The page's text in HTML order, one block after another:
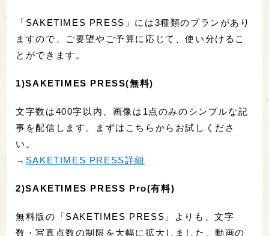
「SAKETIMES PRESS」には3種類のプランがあり
ますので、ご要望やご予算に応じて、使い分けるこ
とができます。
1)SAKETIMES PRESS(無料)
文字数は400字以内、画像は1点のみのシンプルな記
事を配信します。まずはこちらからお試しくださ
い。
→ SAKETIMES PRESS詳細
2)SAKETIMES PRESS Pro(有料)
無料版の「SAKETIMES PRESS」よりも、文字
数・写真点数の制限を大幅に拡大しました。動画の